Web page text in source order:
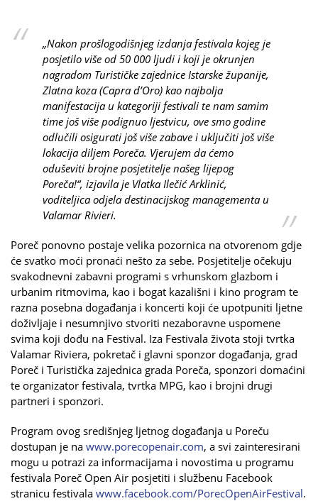
„Nakon prošlogodišnjeg izdanja festivala kojeg je
posjetilo više od 50 000 ljudi i koji je okrunjen
nagradom Turističke zajednice Istarske županije,
Zlatna koza (Capra d’Oro) kao najbolja
manifestacija u kategoriji festivali te nam samim
time još više podignuo ljestvicu, ove smo godine
odlučili osigurati još više zabave i uključiti još više
lokacija diljem Poreča. Vjerujem da ćemo
oduševiti brojne posjetitelje našeg lijepog
Poreča!“, izjavila je Vlatka Ilečić Arklinić,
voditeljica odjela destinacijskog managementa u
Valamar Rivieri.
Poreč ponovno postaje velika pozornica na otvorenom gdje
će svatko moći pronaći nešto za sebe. Posjetitelje očekuju
svakodnevni zabavni programi s vrhunskom glazbom i
urbanim ritmovima, kao i bogat kazališni i kino program te
razna posebna događanja i koncerti koji će upotpuniti ljetne
doživljaje i nesumnjivo stvoriti nezaboravne uspomene
svima koji dođu na Festival. Iza Festivala života stoji tvrtka
Valamar Riviera, pokretač i glavni sponzor događanja, grad
Poreč i Turistička zajednica grada Poreča, sponzori domaćini
te organizator festivala, tvrtka MPG, kao i brojni drugi
partneri i sponzori.
Program ovog središnjeg ljetnog događanja u Poreču
dostupan je na www.porecopenair.com, a svi zainteresirani
mogu u potrazi za informacijama i novostima u programu
festivala Poreč Open Air posjetiti i službenu Facebook
stranicu festivala www.facebook.com/PorecOpenAirFestival.